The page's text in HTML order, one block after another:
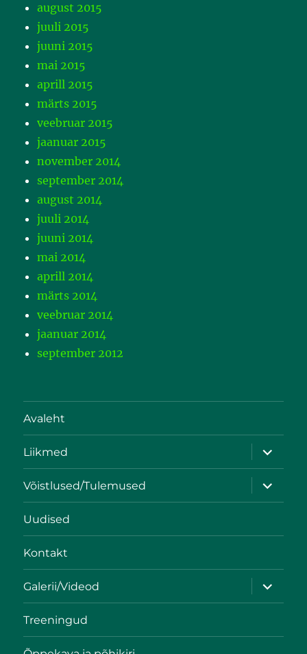
august 2015
juuli 2015
juuni 2015
mai 2015
aprill 2015
märts 2015
veebruar 2015
jaanuar 2015
november 2014
september 2014
august 2014
juuli 2014
juuni 2014
mai 2014
aprill 2014
märts 2014
veebruar 2014
jaanuar 2014
september 2012
Avaleht
Liikmed
Võistlused/Tulemused
Uudised
Kontakt
Galerii/Videod
Treeningud